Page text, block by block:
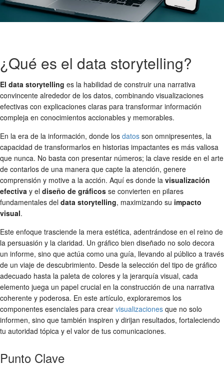
¿Qué es el data storytelling?
El data storytelling es la habilidad de construir una narrativa
convincente alrededor de los datos, combinando visualizaciones
efectivas con explicaciones claras para transformar información
compleja en conocimientos accionables y memorables.
En la era de la información, donde los datos son omnipresentes, la
capacidad de transformarlos en historias impactantes es más valiosa
que nunca. No basta con presentar números; la clave reside en el arte
de contarlos de una manera que capte la atención, genere
comprensión y motive a la acción. Aquí es donde la visualización
efectiva y el diseño de gráficos se convierten en pilares
fundamentales del data storytelling, maximizando su impacto
visual.
Este enfoque trasciende la mera estética, adentrándose en el reino de
la persuasión y la claridad. Un gráfico bien diseñado no solo decora
un informe, sino que actúa como una guía, llevando al público a través
de un viaje de descubrimiento. Desde la selección del tipo de gráfico
adecuado hasta la paleta de colores y la jerarquía visual, cada
elemento juega un papel crucial en la construcción de una narrativa
coherente y poderosa. En este artículo, exploraremos los
componentes esenciales para crear visualizaciones que no solo
informen, sino que también inspiren y dirijan resultados, fortaleciendo
tu autoridad tópica y el valor de tus comunicaciones.
Punto Clave